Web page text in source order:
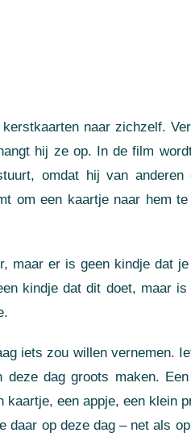
naar zichzelf.
hij ze op. In de film
omdat hij van anderen
om een kaartje naar hem
maar er is geen kindje dat
kindje dat dit doet, maar
iets zou willen vernemen.
dag groots maken.
een appje, een klein
op deze dag – net als